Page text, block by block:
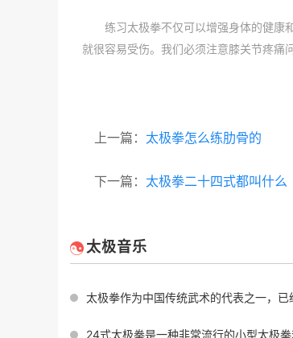
练习太极拳不仅可以增强身体的健康
就很容易受伤。我们必须注意膝关节疼痛
上一篇： 太极拳怎么练肋骨的
下一篇： 太极拳二十四式都叫什么
太极音乐
太极拳作为中国传统武术的代表之一，已经有近千年的历史。
24式太极拳是一种非常流行的小型太极拳套路，它由国家体育